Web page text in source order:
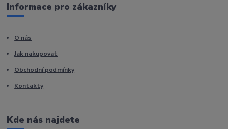
Informace pro zákazníky
O nás
Jak nakupovat
Obchodní podmínky
Kontakty
Kde nás najdete